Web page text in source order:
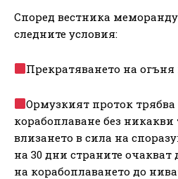
Според вестника
следните условия:
Прекратяването на
Ормузкият проток трябва
корабоплаване без
влизането в сила на
на 30 дни страните очакват
на корабоплаването до